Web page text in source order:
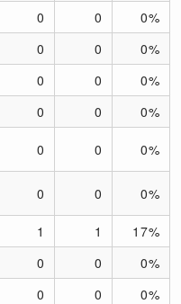
0 0
0%
0 0
0%
0 0
0%
0 0
0%
0 0 0%
0 0 0%
1 1
17%
0 0
0%
0 0
0%